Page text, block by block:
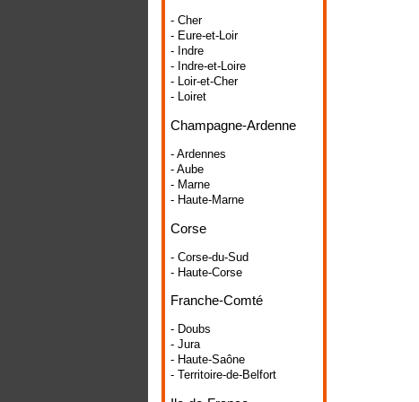
- Cher
- Eure-et-Loir
- Indre
- Indre-et-Loire
- Loir-et-Cher
- Loiret
Champagne-Ardenne
- Ardennes
- Aube
- Marne
- Haute-Marne
Corse
- Corse-du-Sud
- Haute-Corse
Franche-Comté
- Doubs
- Jura
- Haute-Saône
- Territoire-de-Belfort